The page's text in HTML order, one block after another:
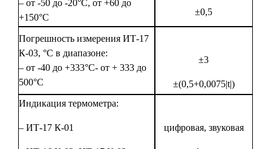
– от -50 до -20°С, от +60 до
+150°С
±0,5
Погрешность измерения ИТ-17
К-03, °С в диапазоне:
– от -40 до +333°С- от + 333 до
500°С
±3
±(0,5+0,0075|t|)
Индикация термометра:
– ИТ-17 К-01 цифровая, звуковая